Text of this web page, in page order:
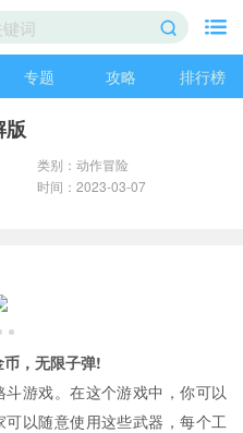
专题 攻略 排行榜
版
类别：动作冒险
时间：2023-03-07
，无限子弹!
斗游戏。在这个游戏中，你可以
以随意使用这些武器，每个工